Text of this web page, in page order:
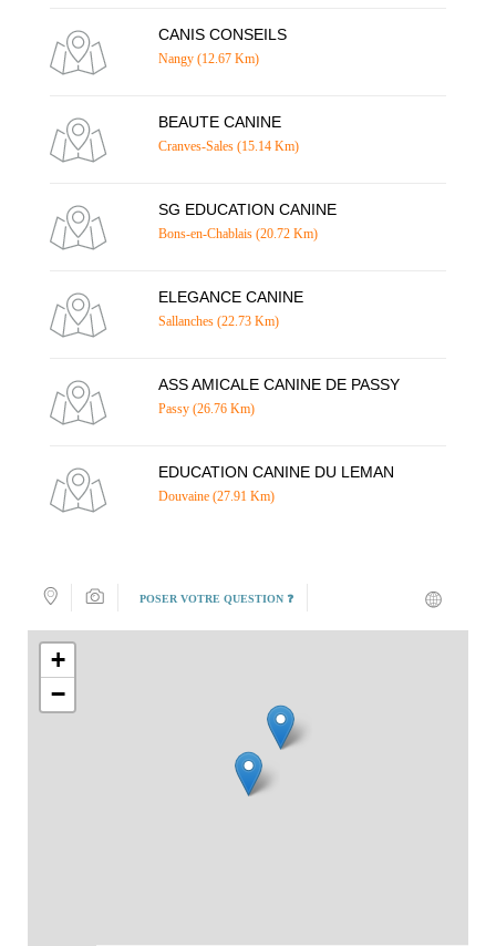
CANIS CONSEILS
Nangy (12.67 Km)
BEAUTE CANINE
Cranves-Sales (15.14 Km)
SG EDUCATION CANINE
Bons-en-Chablais (20.72 Km)
ELEGANCE CANINE
Sallanches (22.73 Km)
ASS AMICALE CANINE DE PASSY
Passy (26.76 Km)
EDUCATION CANINE DU LEMAN
Douvaine (27.91 Km)
POSER VOTRE QUESTION ❓
+
−